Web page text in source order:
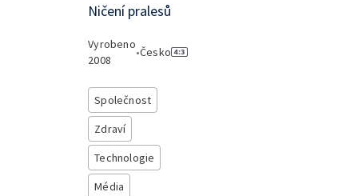
Ničení pralesů
Vyrobeno
2008
•Česko
Společnost
Zdraví
Technologie
Média